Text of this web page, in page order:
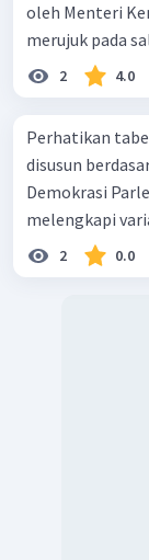
oleh Menteri
merujuk pada
2 4.0
Perhatikan tabel
disusun
Demokrasi
melengkapi
2 0.0